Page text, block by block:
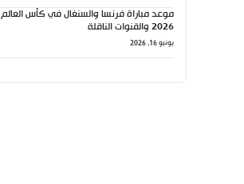
موعد مباراة فرنسا والسنغال في كأس العالم
2026 والقنوات الناقلة
يونيو 16, 2026